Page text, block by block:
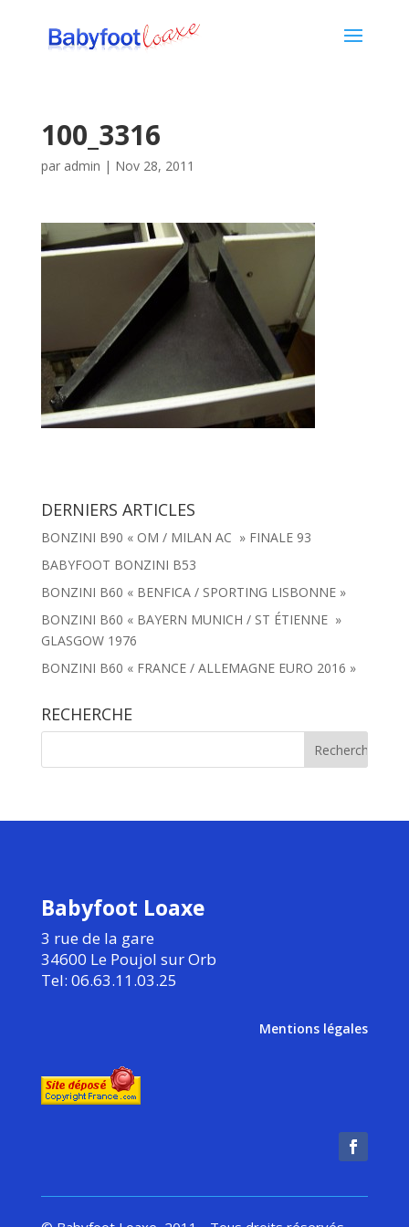
100_3316
par admin | Nov 28, 2011
DERNIERS ARTICLES
BONZINI B90 « OM / MILAN AC » FINALE 93
BABYFOOT BONZINI B53
BONZINI B60 « BENFICA / SPORTING LISBONNE »
BONZINI B60 « BAYERN MUNICH / ST ÉTIENNE »
GLASGOW 1976
BONZINI B60 « FRANCE / ALLEMAGNE EURO 2016 »
RECHERCHE
Babyfoot Loaxe
3 rue de la gare
34600 Le Poujol sur Orb
Tel: 06.63.11.03.25
Mentions légales